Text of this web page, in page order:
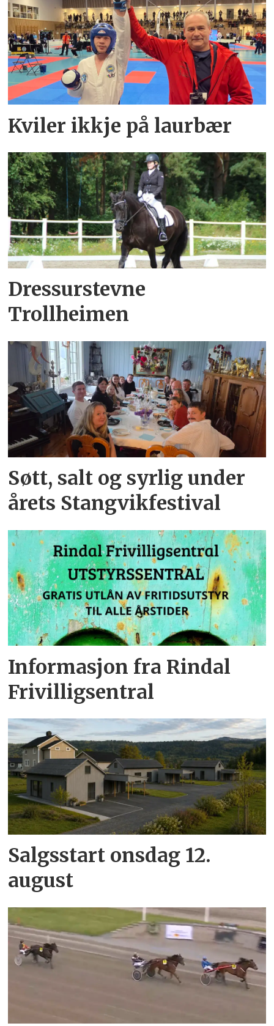
Kviler ikkje på laurbær
Dressurstevne
Trollheimen
Søtt, salt og syrlig under
årets Stangvikfestival
Informasjon fra Rindal
Frivilligsentral
Salgsstart onsdag 12.
august